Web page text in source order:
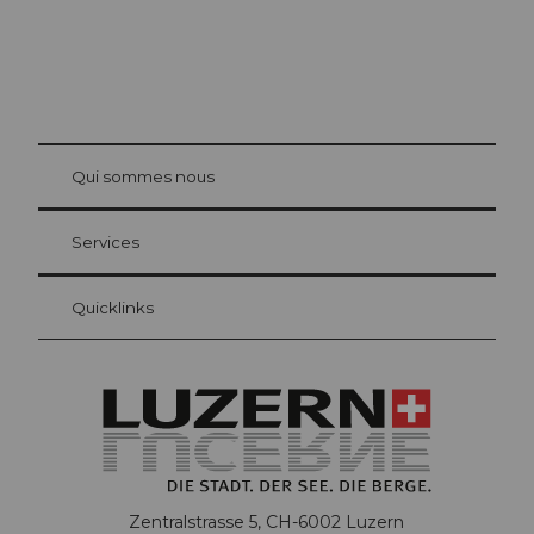
Carte d’hôte Lucerne
Vos avantages en tant qu'hôte pour la nuit
at Bre
Qui sommes nous
Services
Quicklinks
Zentralstrasse 5, CH-6002 Luzern